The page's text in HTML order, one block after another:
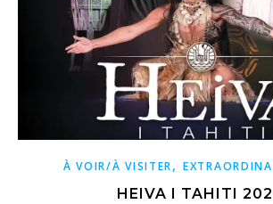
À VOIR/À VISITER,
HEIVA I TAHITI